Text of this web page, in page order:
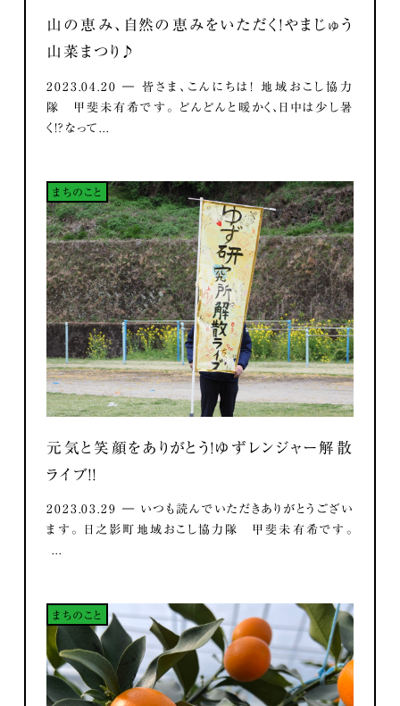
山の恵み、自然の恵みをいただく！やまじゅう
山菜まつり♪
2023.04.20 ― 皆さま、こんにちは！ 地域おこし協力
隊 甲斐未有希です。 どんどんと暖かく、日中は少し暑
く！？なって...
まちのこと
元気と笑顔をありがとう！ゆずレンジャー解散
ライブ！！
2023.03.29 ― いつも読んでいただきありがとうござい
ます。 日之影町地域おこし協力隊 甲斐未有希です。
...
まちのこと